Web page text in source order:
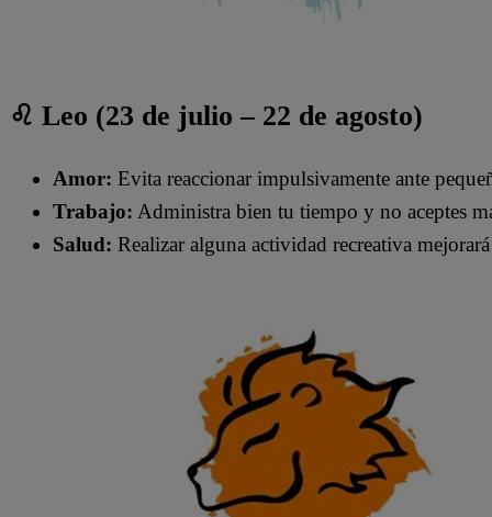
♌ Leo (23 de julio – 22 de agosto)
Amor: Evita reaccionar impulsivamente ante
Trabajo: Administra bien tu tiempo y no aceptes
Salud: Realizar alguna actividad recreativa